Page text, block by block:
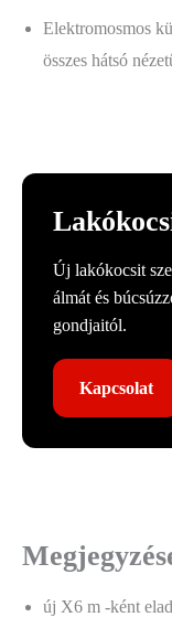
Elektromosmos
összes hátsó
Új lakókocsit
álmát és
gondjaitól.
Kapcsolat
új X6 m -ként